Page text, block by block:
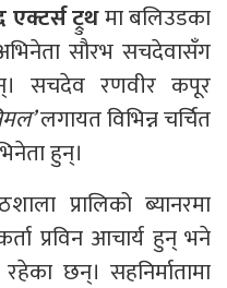
एक्टर्स ट्रुथमा बलिउडका
सौरभ सचदेवासँग
सचदेव रणवीर कपूर
लगायत विभिन्न चर्चित
हुन्।
प्रालिको ब्यानरमा
प्रविन आचार्य हुन् भने
छन्। सहनिर्मातामा